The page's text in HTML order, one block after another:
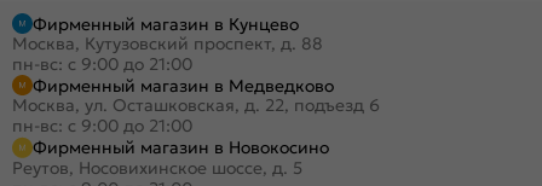
Фирменный магазин в Кунцево
Москва, Кутузовский проспект, д. 88
пн-вс: с 9:00 до 21:00
Фирменный магазин в Медведково
Москва, ул. Осташковская, д. 22, подъезд 6
пн-вс: с 9:00 до 21:00
Фирменный магазин в Новокосино
Реутов, Носовихинское шоссе, д. 5